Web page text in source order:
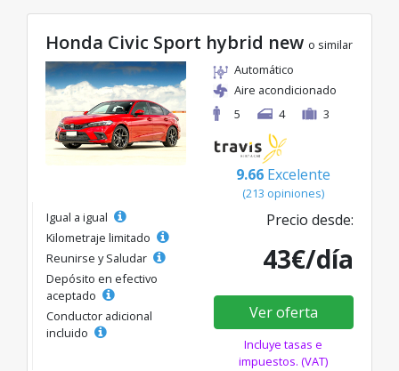
Honda Civic Sport hybrid new o similar
Automático
Aire acondicionado
5
4 3
9.66 Excelente
(213 opiniones)
Igual a igual
Kilometraje limitado
Reunirse y Saludar
Depósito en efectivo
aceptado
Conductor adicional
incluido
Precio desde:
43€/día
Ver oferta
Incluye tasas e
impuestos. (VAT)